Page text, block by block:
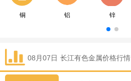
铜 铝 锌
08月07日 长江有色金属价格行情